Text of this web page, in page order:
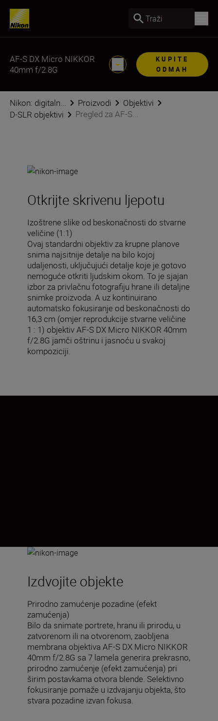
Traži
AF-S DX Micro NIKKOR
40mm f/2.8G
KUPITE
ODMAH
Nikon: digitaln... Proizvodi
Objektivi
D-SLR objektivi
Pregled za AF-S...
Otkrijte skrivenu ljepotu
Izoštrene slike od beskonačnosti do stvarne
veličine (1:1)
Ovaj standardni objektiv za krupne planove
snima najsitnije detalje na bilo kojoj
udaljenosti, uključujući detalje koje je gotovo
nemoguće otkriti ljudskim okom. To je sjajan
izbor za privlačnu fotografiju hrane ili detaljne
snimke proizvoda. A uz kontinuirano
automatsko fokusiranje od beskonačnosti do
16,3 cm (omjer reprodukcije stvarne veličine
1 : 1) objektiv AF-S DX Micro NIKKOR 40mm
f/2.8G jamči oštrinu i jasnoću u svakoj
kompoziciji.
Izdvojite objekte
Prirodno zamućenje pozadine (efekt
zamućenja)
Bilo da snimate portrete, hranu ili prirodu, u
zatvorenom ili na otvorenom, zaobljena
membrana objektiva AF-S DX Micro NIKKOR
40mm f/2.8G sa 7 lamela generira prekrasno,
prirodno zamućenje (efekt zamućenja) pri
širim postavkama otvora blende. Selektivno
fokusiranje pomaže u izdvajanju objekta, što
stvara pozadine izvan fokusa.